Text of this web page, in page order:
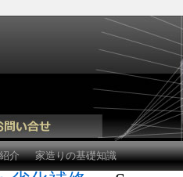
介 家造りの基礎知識